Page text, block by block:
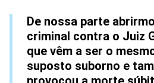
De nossa parte
criminal contra o Juiz
que vêm a ser o
suposto suborno e